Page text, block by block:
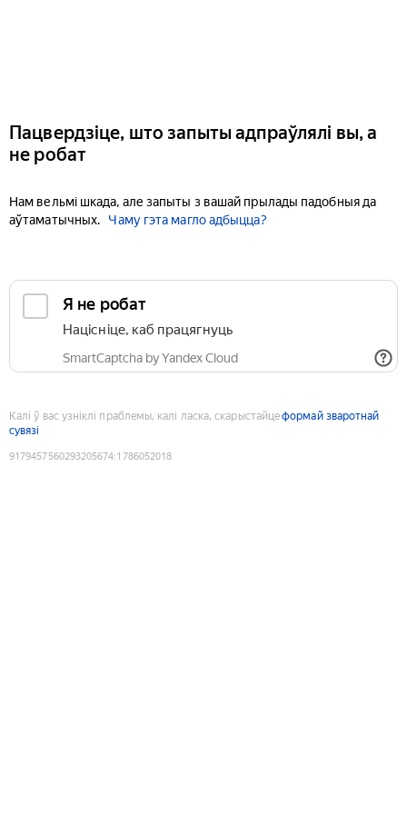
Пацвердзіце, што запыты адпраўлялі вы, а
не робат
Нам вельмі шкада, але запыты з вашай прылады падобныя да
аўтаматычных.
Чаму гэта магло адбыцца?
Я не робат
Націсніце, каб працягнуць
SmartCaptcha by Yandex Cloud
Калі ў вас узніклі праблемы, калі ласка, скарыстайцеформай зваротнай
сувязі
9179457560293205674:1786052018